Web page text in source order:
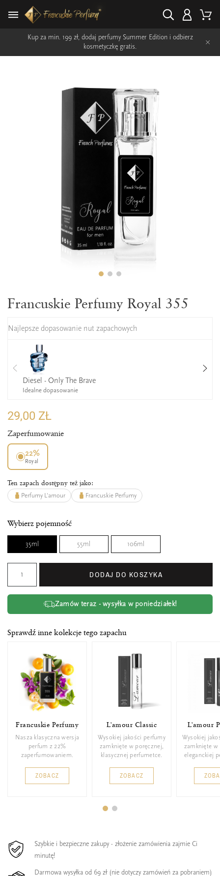
Kup za min. 199 zł, dodaj perfumy Summer Edition i odbierz
kosmetyczkę gratis.
×
Francuskie Perfumy Royal 355
Najlepsze dopasowanie nut zapachowych
Diesel - Only The Brave
Idealne dopasowanie
29,00 ZŁ
Zaperfumowanie
22%
Royal
Ten zapach dostępny też jako:
Perfumy L'amour Francuskie Perfumy
Wybierz pojemność
35ml 55ml 106ml
DODAJ DO KOSZYKA
Zamów teraz - wysyłka w poniedziałek!
Sprawdź inne kolekcje tego zapachu
Francuskie Perfumy
Nasza klasyczna wersja
perfum z 22%
zaperfumowaniem.
ZOBACZ
L'amour Classic
Wysokiej jakości perfumy
zamknięte w poręcznej,
klasycznej perfumetce.
ZOBACZ
L'amour
Wysokiej
zamknięte w
eleganckiej
Szybkie i bezpieczne zakupy - złożenie zamówienia zajmie Ci
minutę!
Darmowa wysyłka od 69 zł (nie dotyczy zamówień za pobraniem)